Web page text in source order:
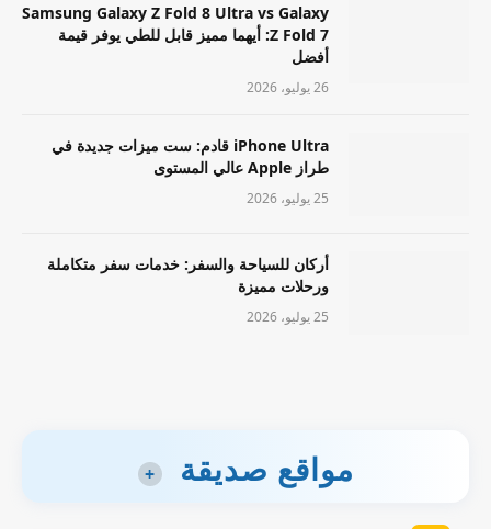
Samsung Galaxy Z Fold 8 Ultra vs Galaxy
Z Fold 7: أيهما مميز قابل للطي يوفر قيمة
أفضل
26 يوليو، 2026
iPhone Ultra قادم: ست ميزات جديدة في
طراز Apple عالي المستوى
25 يوليو، 2026
أركان للسياحة والسفر: خدمات سفر متكاملة
ورحلات مميزة
25 يوليو، 2026
مواقع صديقة +